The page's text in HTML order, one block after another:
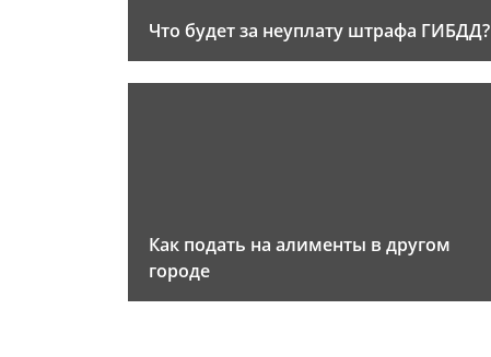
Что будет за неуплату штрафа ГИБДД?
Как подать на алименты в другом
городе